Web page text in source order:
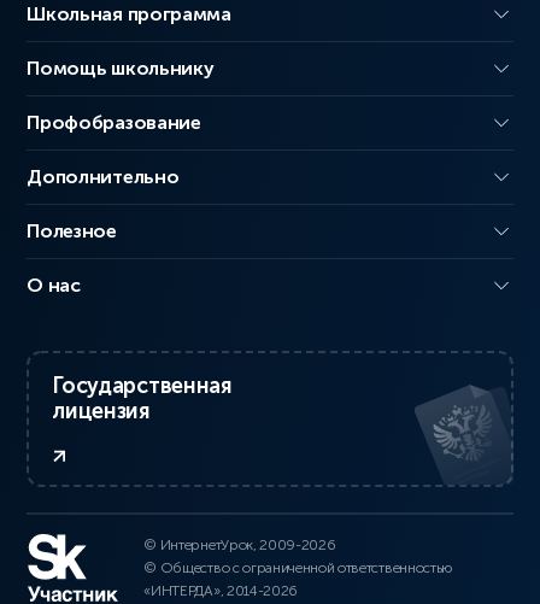
Школьная программа
Помощь школьнику
Профобразование
Дополнительно
Полезное
О нас
Государственная
лицензия
© ИнтернетУрок, 2009-2026
© Общество с ограниченной ответственностью
«ИНТЕРДА», 2014-2026